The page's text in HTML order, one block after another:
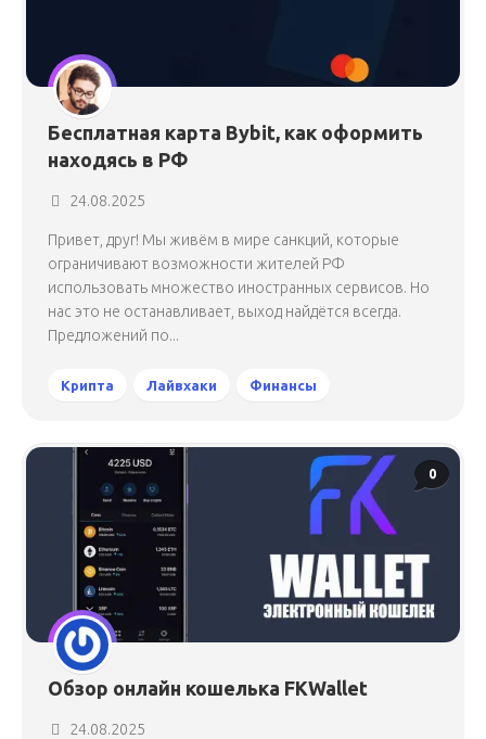
Бесплатная карта Bybit, как оформить
находясь в РФ
24.08.2025
Привет, друг! Мы живём в мире санкций, которые
ограничивают возможности жителей РФ
использовать множество иностранных сервисов. Но
нас это не останавливает, выход найдётся всегда.
Предложений по...
Крипта Лайвхаки Финансы
0
Обзор онлайн кошелька FKWallet
24.08.2025